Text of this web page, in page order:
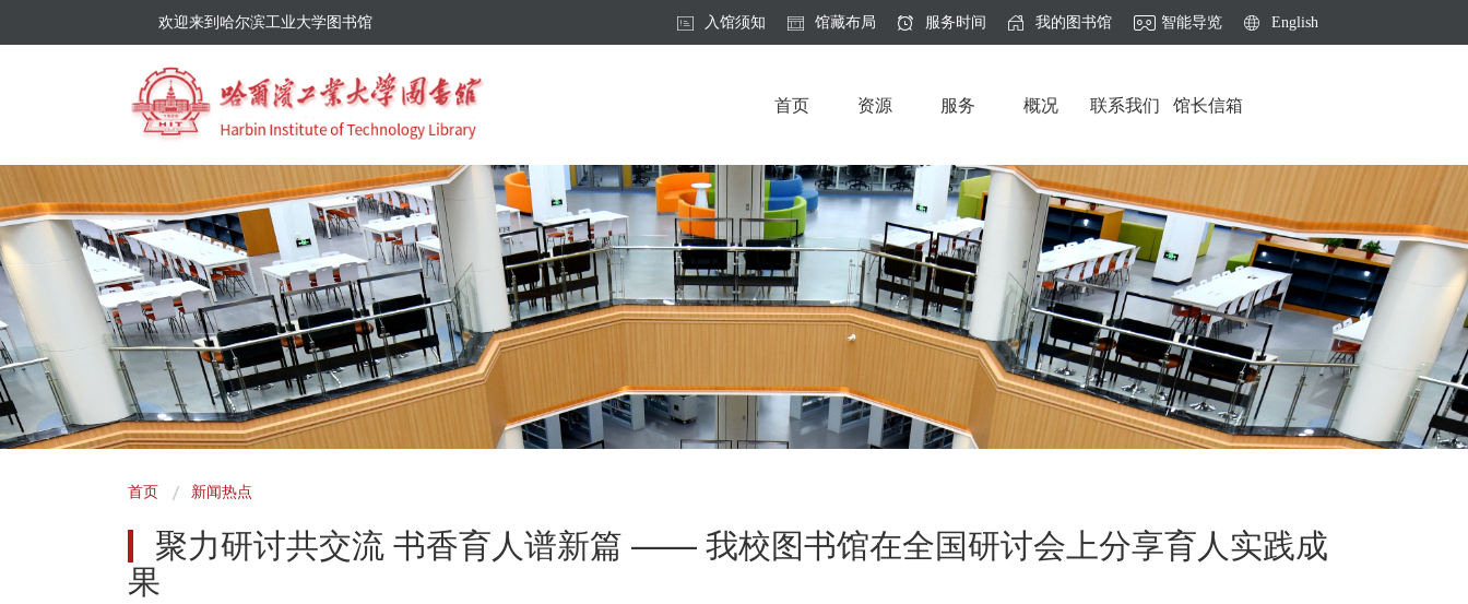
欢迎来到哈尔滨工业大学图书馆 入馆须知 馆藏布局 服务时间 我的图书馆 智能导览 English
首页 资源 服务 概况 联系我们 馆长信箱
包
屑
首页 新闻热点
聚力研讨共交流 书香育人谱新篇 —— 我校图书馆在全国研讨会上分享育人实践成
果